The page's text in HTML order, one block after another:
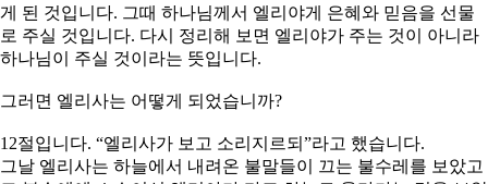
게 된 것입니다. 그때 하나님께서 엘리야게 은혜와 믿음을 선물
로 주실 것입니다. 다시 정리해 보면 엘리야가 주는 것이 아니라
하나님이 주실 것이라는 뜻입니다.
그러면 엘리사는 어떻게 되었습니까?
12절입니다. “엘리사가 보고 소리지르되”라고 했습니다.
그날 엘리사는 하늘에서 내려온 불말들이 끄는 불수레를 보았고